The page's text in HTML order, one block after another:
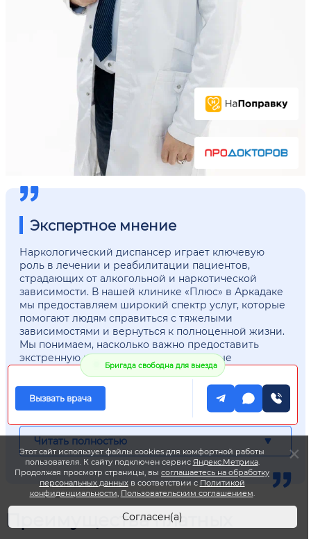
Экспертное мнение
Наркологический диспансер играет ключевую
роль в лечении и реабилитации пациентов,
страдающих от алкогольной и наркотической
зависимости. В нашей клинике «Плюс» в Аркадаке
мы предоставляем широкий спектр услуг, которые
помогают людям справиться с тяжелыми
зависимостями и вернуться к полноценной жизни.
Мы понимаем, насколько важно предоставить
экстренную помощь пациентам, которые
сталкиваются с кризисными ситуациями, поэтому
работаем круглосуточно. Наши врачи-наркологи и
опытная бригада специалистов готовы оказать
помощь в любое время суток, независимо от
сложности проблемы.
Одним из главных преимуществ наркологического
диспансера является доступность лечения по
разумной цене. Мы стремимся сделать помощь
доступной каждому пациенту, предлагая недорогие
и эффективные способы лечения. Наркологическая
помощь в нашем центре является качественной, а
цены на услуги остаются доступными для
Читать полностью
Преимущества платных
Этот сайт использует файлы cookies для комфортной работы
пользователя. К сайту подключен сервис Яндекс.Метрика.
Продолжая просмотр страницы, высоглашаетесь на обработку
персональных данныхв соответствии с Политикой
конфиденциальности, Пользовательским соглашением.
Согласен(а)
Бригада свободна для выезда
Вызвать врача